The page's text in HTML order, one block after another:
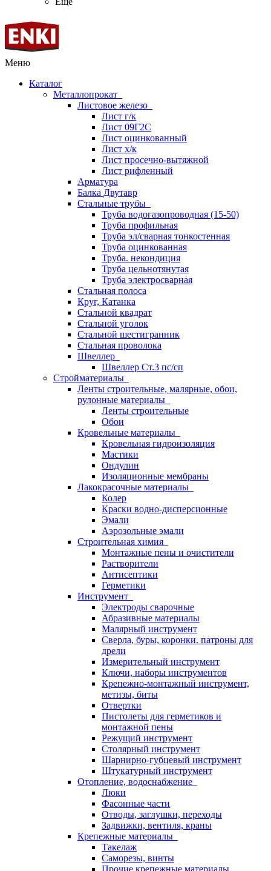
Меню
Каталог
Металлопрокат
Листовое железо
Лист г/к
Лист 09Г2С
Лист оцинкованный
Лист х/к
Лист просечно-вытяжной
Лист рифленный
Арматура
Балка Двутавр
Стальные трубы
Труба водогазопроводная (15-50)
Труба профильная
Труба эл/сварная тонкостенная
Труба оцинкованная
Труба. некондиция
Труба цельнотянутая
Труба электросварная
Стальная полоса
Круг, Катанка
Стальной квадрат
Стальной уголок
Стальной шестигранник
Стальная проволока
Швеллер
Швеллер Ст.3 пс/сп
Стройматериалы
Ленты строительные, малярные, обои,
рулонные материалы
Ленты строительные
Обои
Кровельные материалы
Кровельная гидроизоляция
Мастики
Ондулин
Изоляционные мембраны
Лакокрасочные материалы
Колер
Краски водно-дисперсионные
Эмали
Аэрозольные эмали
Строительная химия
Монтажные пены и очистители
Растворители
Антисептики
Герметики
Инструмент
Электроды сварочные
Абразивные материалы
Малярный инструмент
Сверла, буры, коронки. патроны для
дрели
Измерительный инструмент
Ключи, наборы инструментов
Крепежно-монтажный инструмент,
метизы, биты
Отвертки
Пистолеты для герметиков и
монтажной пены
Режущий инструмент
Столярный инструмент
Шарнирно-губцевый инструмент
Штукатурный инструмент
Отопление, водоснабжение
Люки
Фасонные части
Отводы, заглушки, переходы
Задвижки, вентиля, краны
Крепежные материалы
Такелаж
Саморезы, винты
Прочие крепежные материалы